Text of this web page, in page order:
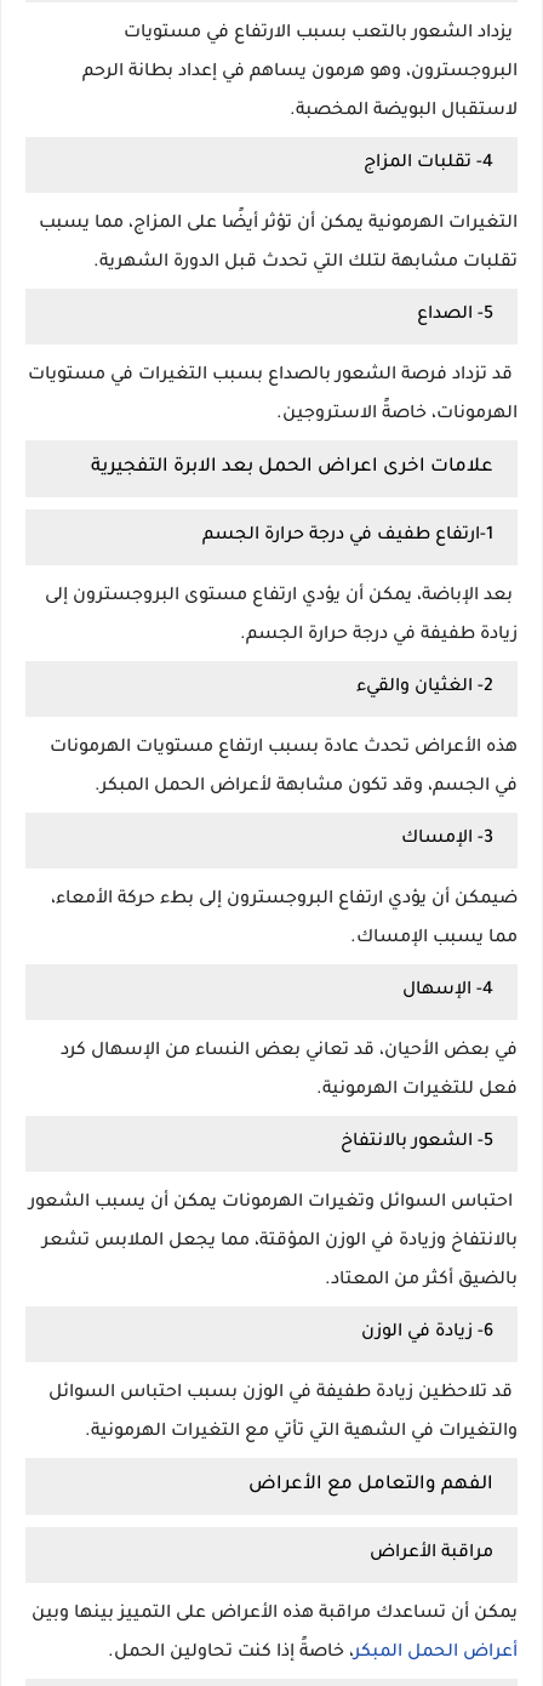
يزداد الشعور بالتعب بسبب الارتفاع في مستويات
البروجسترون، وهو هرمون يساهم في إعداد بطانة الرحم
لاستقبال البويضة المخصبة.
4- تقلبات المزاج
التغيرات الهرمونية يمكن أن تؤثر أيضًا على المزاج، مما يسبب
تقلبات مشابهة لتلك التي تحدث قبل الدورة الشهرية.
5- الصداع
قد تزداد فرصة الشعور بالصداع بسبب التغيرات في مستويات
الهرمونات، خاصةً الاستروجين.
علامات اخرى اعراض الحمل بعد الابرة التفجيرية
1-ارتفاع طفيف في درجة حرارة الجسم
بعد الإباضة، يمكن أن يؤدي ارتفاع مستوى البروجسترون إلى
زيادة طفيفة في درجة حرارة الجسم.
2- الغثيان والقيء
هذه الأعراض تحدث عادة بسبب ارتفاع مستويات الهرمونات
في الجسم، وقد تكون مشابهة لأعراض الحمل المبكر.
3- الإمساك
ضيمكن أن يؤدي ارتفاع البروجسترون إلى بطء حركة الأمعاء،
مما يسبب الإمساك.
4- الإسهال
في بعض الأحيان، قد تعاني بعض النساء من الإسهال كرد
فعل للتغيرات الهرمونية.
5- الشعور بالانتفاخ
احتباس السوائل وتغيرات الهرمونات يمكن أن يسبب الشعور
بالانتفاخ وزيادة في الوزن المؤقتة، مما يجعل الملابس تشعر
بالضيق أكثر من المعتاد.
6- زيادة في الوزن
قد تلاحظين زيادة طفيفة في الوزن بسبب احتباس السوائل
والتغيرات في الشهية التي تأتي مع التغيرات الهرمونية.
الفهم والتعامل مع الأعراض
مراقبة الأعراض
يمكن أن تساعدك مراقبة هذه الأعراض على التمييز بينها وبين
أعراض الحمل المبكر، خاصةً إذا كنت تحاولين الحمل.